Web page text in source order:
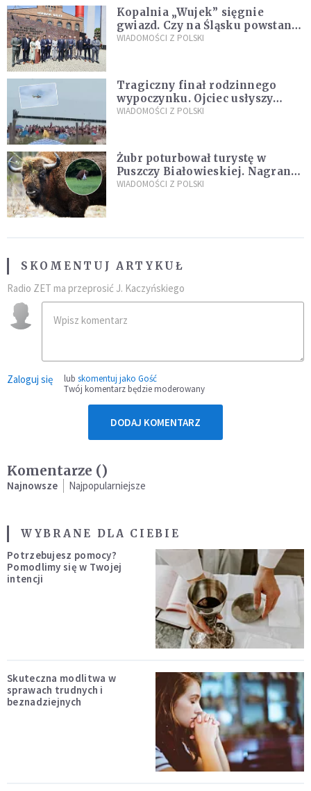
Kopalnia „Wujek” sięgnie
gwiazd. Czy na Śląsku powstanie
„Dolina Krzemowa”?
WIADOMOŚCI Z POLSKI
Tragiczny finał rodzinnego
wypoczynku. Ojciec usłyszy
zarzuty
WIADOMOŚCI Z POLSKI
Żubr poturbował turystę w
Puszczy Białowieskiej. Nagranie
daje do myślenia
WIADOMOŚCI Z POLSKI
SKOMENTUJ ARTYKUŁ
Radio ZET ma przeprosić J. Kaczyńskiego
Zaloguj się lub skomentuj jako Gość
Twój komentarz będzie moderowany
DODAJ KOMENTARZ
Komentarze ()
Najnowsze Najpopularniejsze
WYBRANE DLA CIEBIE
Potrzebujesz pomocy?
Pomodlimy się w Twojej
intencji
Skuteczna modlitwa w
sprawach trudnych i
beznadziejnych